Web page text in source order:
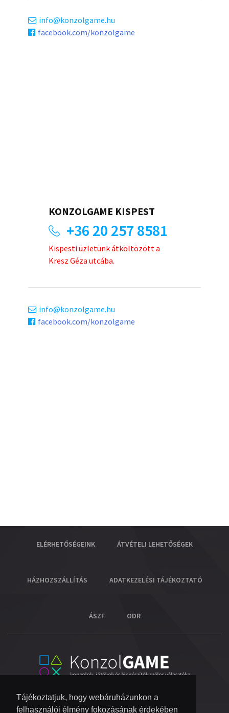
Tájékoztatjuk, hogy webáruházunkon a
felhasználói élmény fokozásának érdekében
info
konzolgame.hu
facebook.com/konzolgame
KONZOLGAME KISPEST
+36 20 257 8581
Kispesti üzletünk átköltözött a
Kresz Géza utcába.
info
konzolgame.hu
facebook.com/konzolgame
ELÉRHETŐSÉGEINK ÁTVÉTELI LEHETŐSÉGEK
HÁZHOZSZÁLLÍTÁS ADATKEZELÉSI TÁJÉKOZTATÓ
ÁSZF ODR